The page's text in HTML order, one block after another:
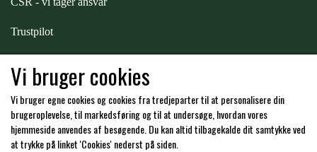
PREMIER EQUINE INSEKTBESKYTTELSE
Trustpilot
Hos os kan du betale med:
Vi bruger cookies
Vi bruger egne cookies og cookies fra tredjeparter til at personalisere din
brugeroplevelse, til markedsføring og til at undersøge, hvordan vores
hjemmeside anvendes af besøgende. Du kan altid tilbagekalde dit samtykke ved
at trykke på linket 'Cookies' nederst på siden.